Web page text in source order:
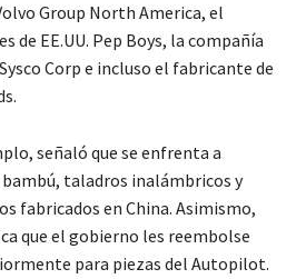
Group North America, el
de EE.UU. Pep Boys, la compañía
Corp e incluso el fabricante de
señaló que se enfrenta a
bambú, taladros inalámbricos y
fabricados en China. Asimismo,
que el gobierno les reembolse
para piezas del Autopilot.